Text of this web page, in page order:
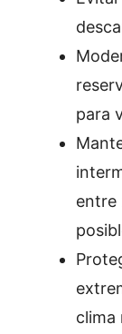
para
entre
clima